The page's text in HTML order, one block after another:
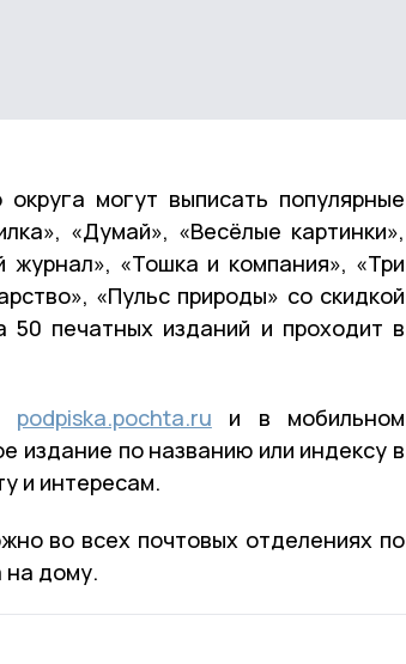
могут выписать популярные
«Думай», «Весёлые картинки»,
«Тошка и компания», «Три
«Пульс природы» со скидкой
50 печатных изданий и проходит в
podpiska.pochta.ru и в мобильном
издание по названию или индексу в
и интересам.
во всех почтовых отделениях по
на дому.